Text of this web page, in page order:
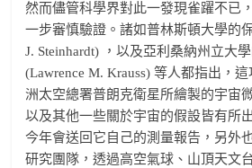
然而儘管科學界對此一發現雀躍不已
一步審慎驗證。諸如普林斯頓大學的
J. Steinhardt) ，以及亞利桑納州立大
(Lawrence M. Krauss) 等人都指出，
洲太空總署普朗克衛星所繪製的宇宙
以及其他一些關於宇宙的假設皆有所
今年會送回它自己的測量報告，另外
研究團隊，透過高空氣球、山頂天文